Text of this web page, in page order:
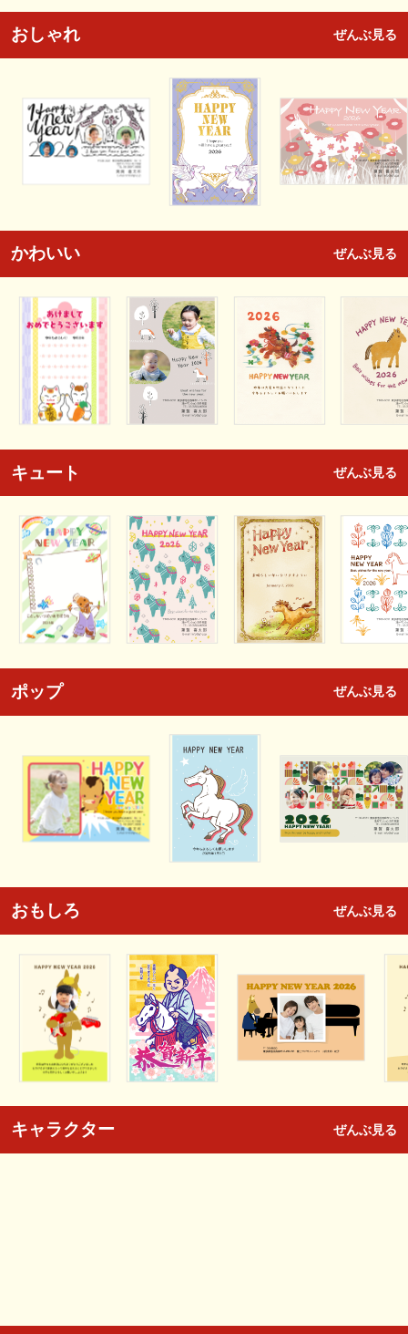
おしゃれ ぜんぶ見る
かわいい ぜんぶ見る
キュート ぜんぶ見る
ポップ ぜんぶ見る
おもしろ ぜんぶ見る
キャラクター ぜんぶ見る